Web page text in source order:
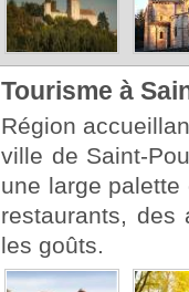
Tourisme à
Région
ville de Saint-
une large
restaurants,
les goûts.